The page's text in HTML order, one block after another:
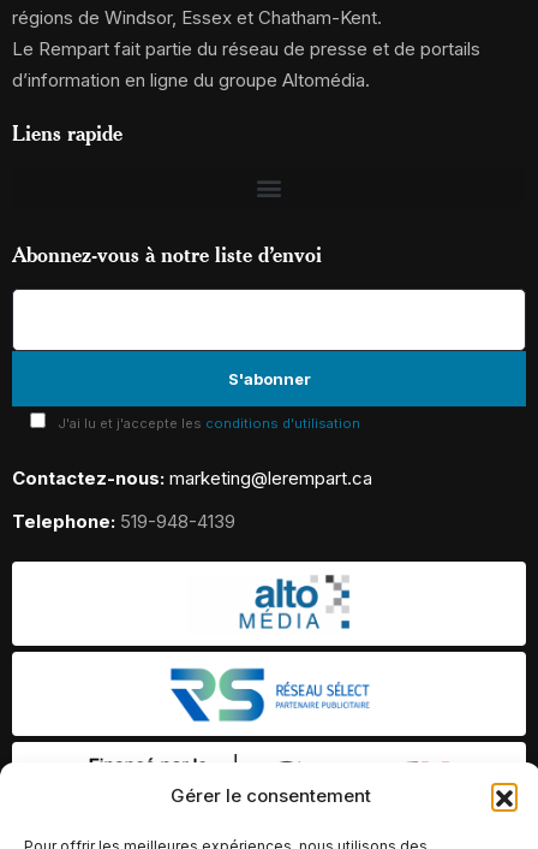
Gérer le consentement
régions de Windsor, Essex et Chatham-Kent.
Le Rempart fait partie du réseau de presse et de portails
d’information en ligne du groupe Altomédia.
Liens rapide
Abonnez-vous à notre liste d’envoi
J'ai lu et j'accepte les conditions d'utilisation
Contactez-nous: marketing@lerempart.ca
Telephone: 519-948-4139